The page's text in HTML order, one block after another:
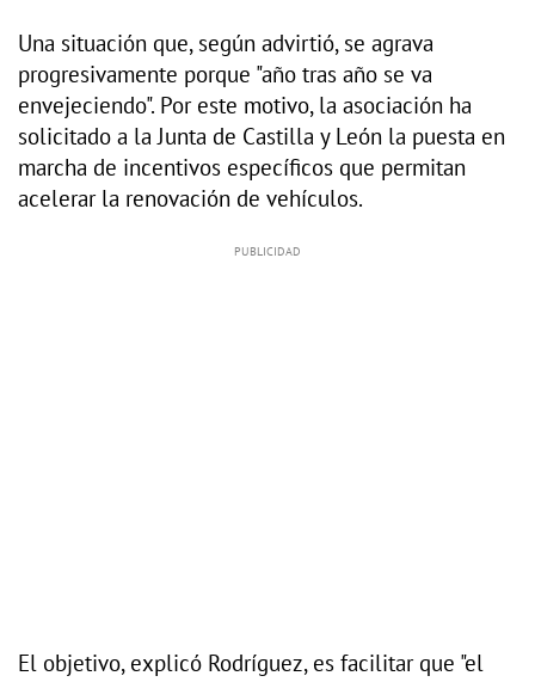
Una situación que, según advirtió, se agrava
progresivamente porque "año tras año se va
envejeciendo". Por este motivo, la asociación ha
solicitado a la Junta de Castilla y León la puesta en
marcha de incentivos específicos que permitan
acelerar la renovación de vehículos.
El objetivo, explicó Rodríguez, es facilitar que "el